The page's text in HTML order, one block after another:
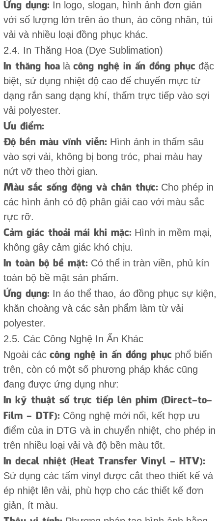
Ứng dụng: In logo, slogan, hình ảnh đơn giản
với số lượng lớn trên áo thun, áo công nhân, túi
vải và nhiều loại đồng phục khác.
2.4. In Thăng Hoa (Dye Sublimation)
In thăng hoalà công nghệ in ấn đồng phục đặc
biệt, sử dụng nhiệt độ cao để chuyển mực từ
dạng rắn sang dạng khí, thấm trực tiếp vào sợi
vải polyester.
Ưu điểm:
Độ bền màu vĩnh viễn: Hình ảnh in thấm sâu
vào sợi vải, không bị bong tróc, phai màu hay
nứt vỡ theo thời gian.
Màu sắc sống động và chân thực: Cho phép in
các hình ảnh có độ phân giải cao với màu sắc
rực rỡ.
Cảm giác thoải mái khi mặc: Hình in mềm mại,
không gây cảm giác khó chịu.
In toàn bộ bề mặt: Có thể in tràn viền, phủ kín
toàn bộ bề mặt sản phẩm.
Ứng dụng: In áo thể thao, áo đồng phục sự kiện,
khăn choàng và các sản phẩm làm từ vải
polyester.
2.5. Các Công Nghệ In Ấn Khác
Ngoài các công nghệ in ấn đồng phục phổ biến
trên, còn có một số phương pháp khác cũng
đang được ứng dụng như:
In kỹ thuật số trực tiếp lên phim (Direct-to-
Film - DTF): Công nghệ mới nổi, kết hợp ưu
điểm của in DTG và in chuyển nhiệt, cho phép in
trên nhiều loại vải và độ bền màu tốt.
In decal nhiệt (Heat Transfer Vinyl - HTV):
Sử dụng các tấm vinyl được cắt theo thiết kế và
ép nhiệt lên vải, phù hợp cho các thiết kế đơn
giản, ít màu.